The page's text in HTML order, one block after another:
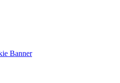
Banner